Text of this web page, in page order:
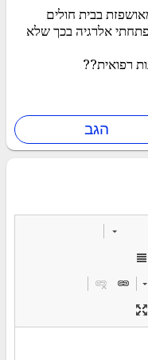
בבית חולים
אלרגיה בכך שלא
רפואית??